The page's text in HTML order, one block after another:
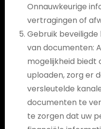
Onnauwkeurige
vertragingen of
Gebruik
van documenten:
mogelijkheid
uploaden, zorg er
versleutelde
documenten te
te zorgen dat uw